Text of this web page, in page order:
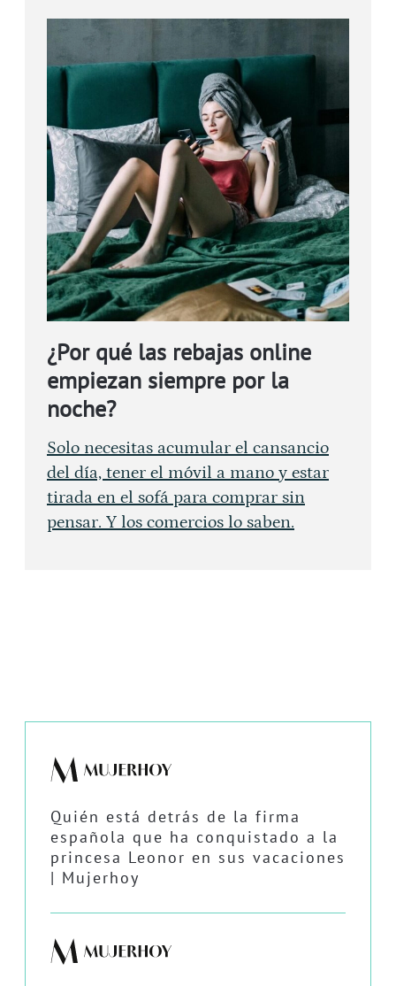
¿Por qué las rebajas online
empiezan siempre por la
noche?
Solo necesitas acumular el cansancio
del día, tener el móvil a mano y estar
tirada en el sofá para comprar sin
pensar. Y los comercios lo saben.
Quién está detrás de la firma
española que ha conquistado a la
princesa Leonor en sus vacaciones
| Mujerhoy